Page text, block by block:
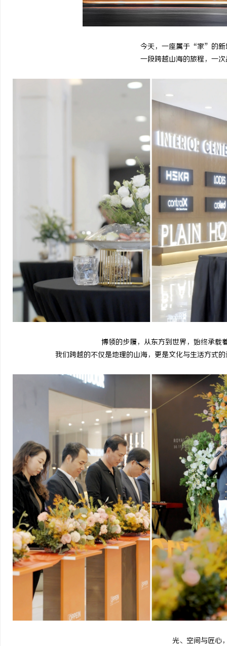
今天，一座属于“家”的新
一段跨越山海的旅程，一
博领的步履，从东方到世界，始终承
我们跨越的不仅是地理的山海，更是文化与生活方式
光、空间与匠心